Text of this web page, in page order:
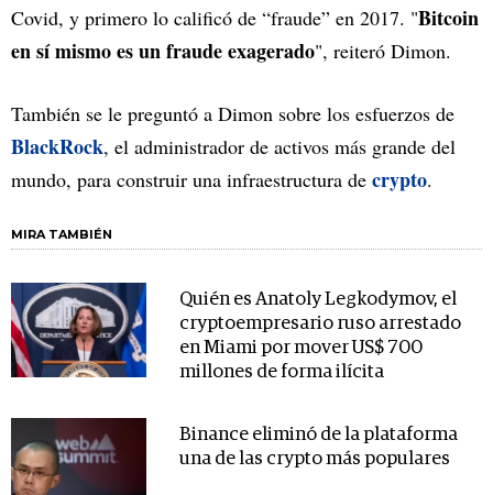
Covid, y primero lo calificó de “fraude” en 2017. "Bitcoin
en sí mismo es un fraude exagerado", reiteró Dimon.
También se le preguntó a Dimon sobre los esfuerzos de
BlackRock, el administrador de activos más grande del
mundo, para construir una infraestructura de crypto.
MIRA TAMBIÉN
Quién es Anatoly Legkodymov, el
cryptoempresario ruso arrestado
en Miami por mover US$ 700
millones de forma ilícita
Binance eliminó de la plataforma
una de las crypto más populares